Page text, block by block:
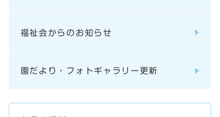
福祉会からのお知らせ
園だより・フォトギャラリー更新